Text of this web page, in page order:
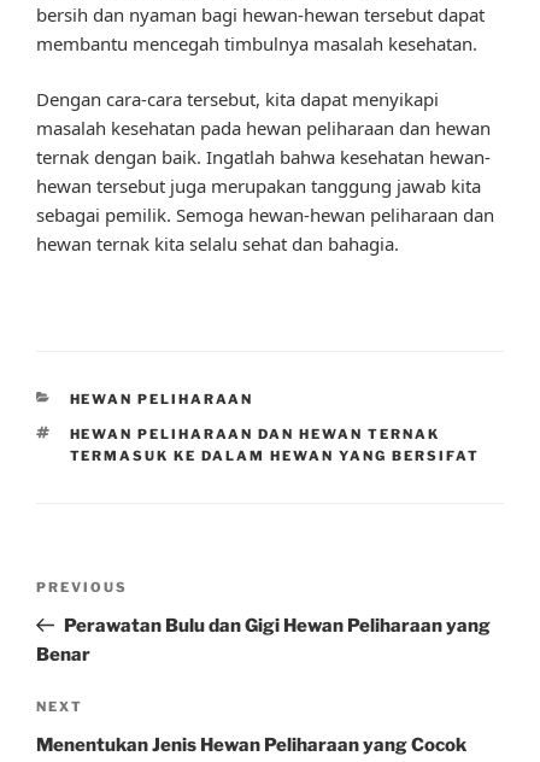
bersih dan nyaman bagi hewan-hewan tersebut dapat
membantu mencegah timbulnya masalah kesehatan.
Dengan cara-cara tersebut, kita dapat menyikapi
masalah kesehatan pada hewan peliharaan dan hewan
ternak dengan baik. Ingatlah bahwa kesehatan hewan-
hewan tersebut juga merupakan tanggung jawab kita
sebagai pemilik. Semoga hewan-hewan peliharaan dan
hewan ternak kita selalu sehat dan bahagia.
CATEGORIES
HEWAN PELIHARAAN
TAGS
HEWAN PELIHARAAN DAN HEWAN TERNAK
TERMASUK KE DALAM HEWAN YANG BERSIFAT
Previous
Post
PREVIOUS
Perawatan Bulu dan Gigi Hewan Peliharaan yang
Benar
Next
Post
NEXT
Menentukan Jenis Hewan Peliharaan yang Cocok